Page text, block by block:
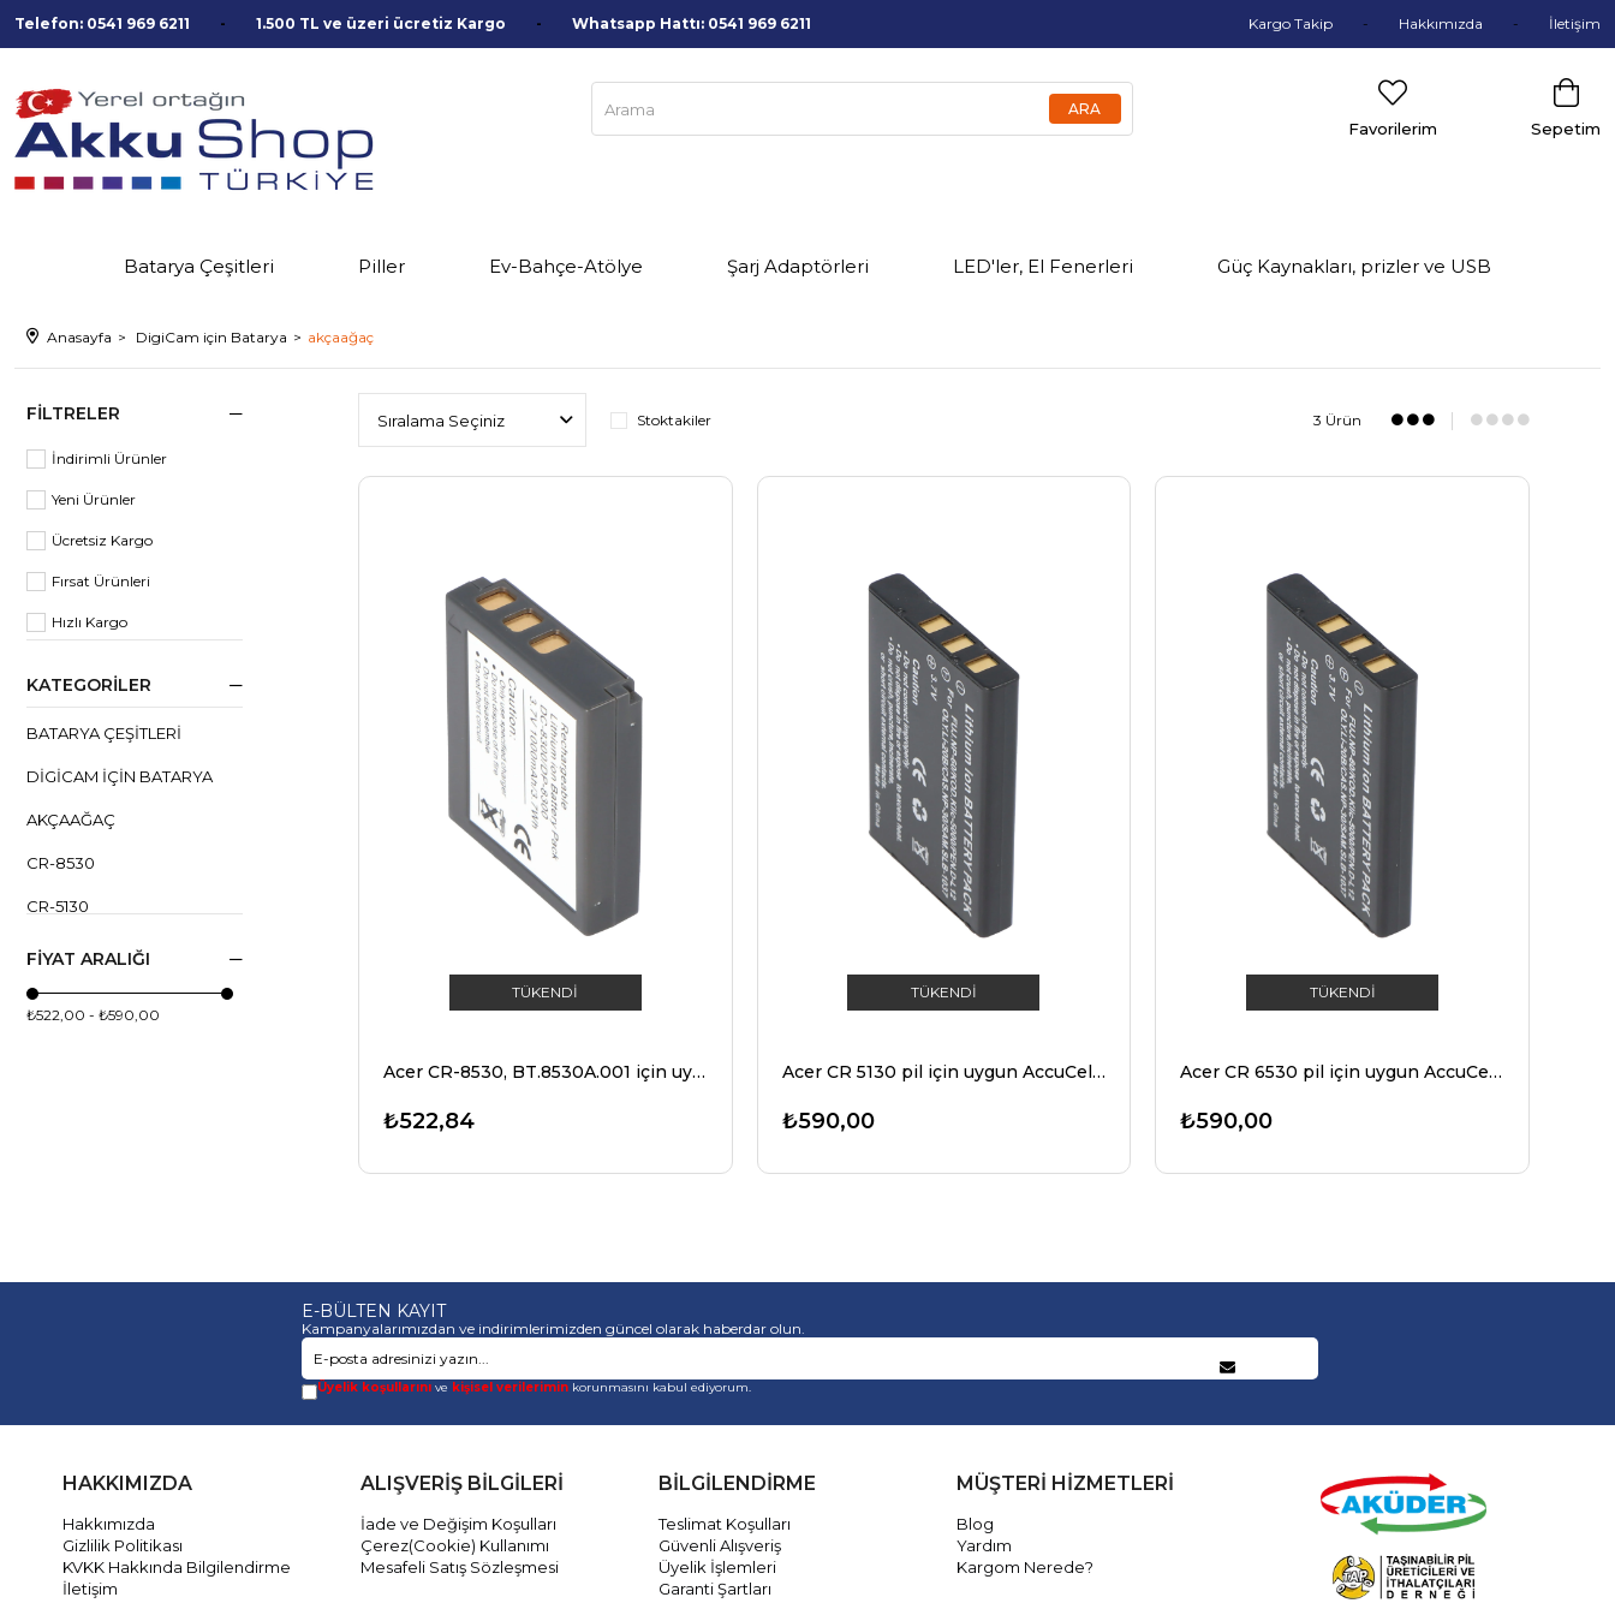
Telefon: 0541 969 6211 1.500 TL ve üzeri ücretiz Kargo Whatsapp Hattı: 0541 969 6211 Kargo Takip Hakkımızda İletişim
Sepetim
Favorilerim
Batarya Çeşitleri Piller Ev-Bahçe-Atölye Şarj Adaptörleri LED'ler, El Fenerleri Güç Kaynakları, prizler ve USB
Anasayfa DigiCam için Batarya akçaağaç
FILTRELER
İndirimli Ürünler
Yeni Ürünler
Ücretsiz Kargo
Fırsat Ürünleri
Hızlı Kargo
KATEGORILER
BATARYA ÇEŞITLERI
DIGICAM IÇIN BATARYA
AKÇAAĞAÇ
CR-8530
CR-5130
CR-6530
CS-5531
MAGINON
MEGAPIX
EPSON
FIYAT ARALIĞI
₺522,00 - ₺590,00
Stoktakiler 3 Ürün
TÜKENDI
Acer CR-8530, BT.8530A.001 için uygun AccuCell pil
₺522,84
TÜKENDI
Acer CR 5130 pil için uygun AccuCell pil
₺590,00
TÜKENDI
Acer CR 6530 pil için uygun AccuCell pil
₺590,00
E-BÜLTEN KAYIT
Kampanyalarımızdan ve indirimlerimizden güncel olarak haberdar olun.
Üyelik koşullarını ve kişisel verilerimin korunmasını kabul ediyorum.
HAKKIMIZDA
Hakkımızda
Gizlilik Politikası
KVKK Hakkında Bilgilendirme
İletişim
ALIŞVERİŞ BİLGİLERİ
İade ve Değişim Koşulları
Çerez(Cookie) Kullanımı
Mesafeli Satış Sözleşmesi
BİLGİLENDİRME
Teslimat Koşulları
Güvenli Alışveriş
Üyelik İşlemleri
Garanti Şartları
MÜŞTERİ HİZMETLERİ
Blog
Yardım
Kargom Nerede?